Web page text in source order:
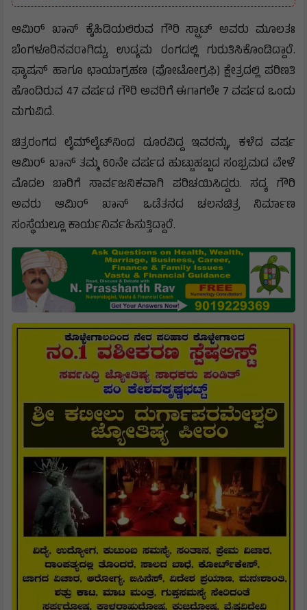
ಆಮಿರ್ ಖಾನ್ ಕೈಹಿಡಿಯಲಿರುವ ಗೌರಿ ಸ್ಪ್ರಾಟ್ ಅವರು ಮೂಲತಃ
ಬೆಂಗಳೂರಿನವರಾಗಿದ್ದು, ಉದ್ಯಮ ರಂಗದಲ್ಲಿ ಗುರುತಿಸಿಕೊಂಡಿದ್ದಾರೆ.
ಫ್ಯಾಷನ್ ಹಾಗೂ ಛಾಯಾಗ್ರಹಣ (ಫೋಟೋಗ್ರಫಿ) ಕ್ಷೇತ್ರದಲ್ಲಿ ಪರಿಣತಿ
ಹೊಂದಿರುವ 47 ವರ್ಷದ ಗೌರಿ ಅವರಿಗೆ ಈಗಾಗಲೇ 7 ವರ್ಷದ ಒಂದು
ಮಗುವಿದೆ.
ಚಿತ್ರರಂಗದ ಲೈಮ್‌ಲೈಟ್‌ನಿಂದ ದೂರವಿದ್ದ ಇವರನ್ನು, ಕಳೆದ ವರ್ಷ
ಆಮಿರ್ ಖಾನ್ ತಮ್ಮ 60ನೇ ವರ್ಷದ ಹುಟ್ಟುಹಬ್ಬದ ಸಂಭ್ರಮದ ವೇಳೆ
ಮೊದಲ ಬಾರಿಗೆ ಸಾರ್ವಜನಿಕವಾಗಿ ಪರಿಚಯಿಸಿದ್ದರು. ಸದ್ಯ ಗೌರಿ
ಅವರು ಆಮಿರ್ ಖಾನ್ ಒಡೆತನದ ಚಲನಚಿತ್ರ ನಿರ್ಮಾಣ
ಸಂಸ್ಥೆಯಲ್ಲೂ ಕಾರ್ಯನಿರ್ವಹಿಸುತ್ತಿದ್ದಾರೆ.